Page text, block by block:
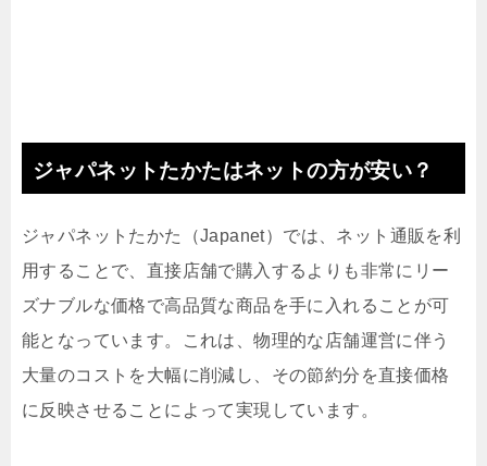
ジャパネットたかたはネットの方が安い？
ジャパネットたかた（Japanet）では、ネット通販を利
用することで、直接店舗で購入するよりも非常にリー
ズナブルな価格で高品質な商品を手に入れることが可
能となっています。これは、物理的な店舗運営に伴う
大量のコストを大幅に削減し、その節約分を直接価格
に反映させることによって実現しています。